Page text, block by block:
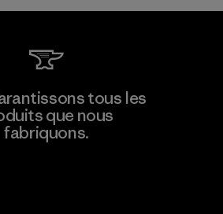
Co., Ltd.tous les
que nous
fabriquons.